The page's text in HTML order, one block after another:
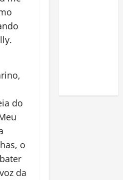
do
o
da